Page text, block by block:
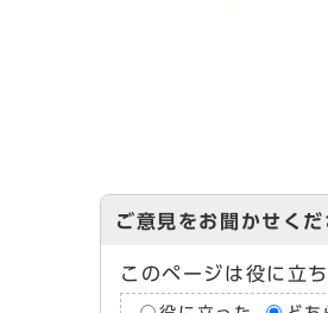
ご意見をお聞かせくだ
このページは役に立